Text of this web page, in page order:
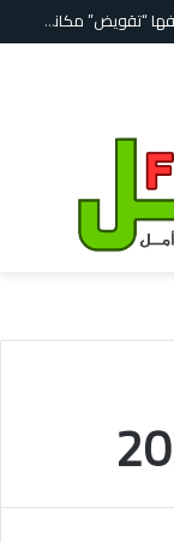
الفيفا يحذر من “جهود متضافرة ومستمرة” هدفها “تقويض” مكانة إنفانتينو وسط تفاقم أزمة رئاسته